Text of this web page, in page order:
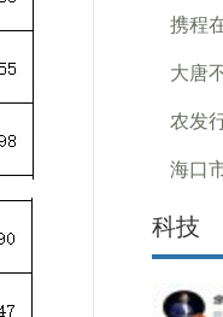
携程
大唐
农发
海口
科技